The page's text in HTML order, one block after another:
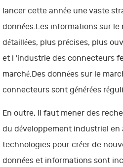
lancer cette année une vaste
données.Les informations sur le
détaillées, plus précises, plus
et l 'industrie des connecteurs
marché.Des données sur le
connecteurs sont générées
En outre, il faut mener des
du développement industriel en
technologies pour créer de
données et informations sont